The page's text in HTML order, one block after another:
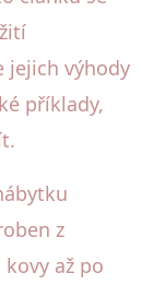
jejich výhody
příklady,
z
až po